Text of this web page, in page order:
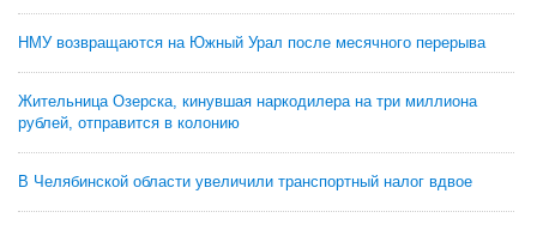
НМУ возвращаются на Южный Урал после месячного перерыва
Жительница Озерска, кинувшая наркодилера на три миллиона
рублей, отправится в колонию
В Челябинской области увеличили транспортный налог вдвое